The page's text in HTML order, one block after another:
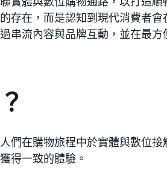
存在，而是認知到現代消費者會
串流內容與品牌互動，並在最方
們在購物旅程中於實體與數位接
得一致的體驗。